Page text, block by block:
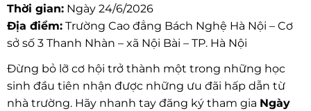
Thời gian:Ngày 24/6/2026
Địa điểm:Trường Cao đẳng Bách Nghệ Hà Nội – Cơ
sở số 3 Thanh Nhàn – xã Nội Bài – TP. Hà Nội
Đừng bỏ lỡ cơ hội trở thành một trong những học
sinh đầu tiên nhận được những ưu đãi hấp dẫn từ
nhà trường. Hãy nhanh tay đăng ký tham gia Ngày